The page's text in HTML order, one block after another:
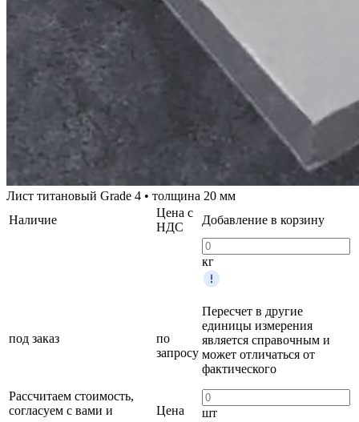
Лист титановый Grade 4 • толщина 20 мм
Наличие
Цена с
НДС
Добавление в корзину
под заказ
Рассчитаем стоимость,
согласуем с вами и
по
запросу
Цена
кг
Пересчет в другие
единицы измерения
является справочным и
может отличаться от
фактического
шт